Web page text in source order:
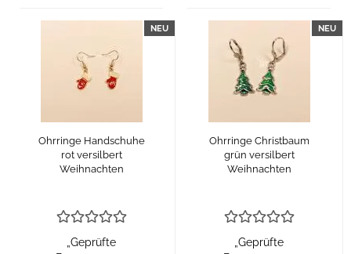
NEU
Ohrringe Handschuhe
rot versilbert
Weihnachten
„Geprüfte
NEU
Ohrringe Christbaum
grün versilbert
Weihnachten
„Geprüfte